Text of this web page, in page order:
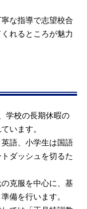
な指導で志望校合
れるところが魅力
学校の長期休暇の
います。
語、小学生は国語
ダッシュを切るた
克服を中心に、基
備を行います。